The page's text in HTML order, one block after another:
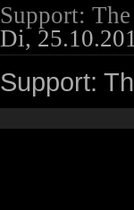
Support:
Di,
Support: